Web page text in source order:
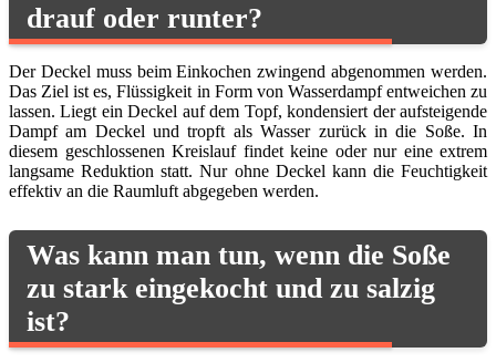
drauf oder runter?
Der Deckel muss beim Einkochen zwingend abgenommen werden.
Das Ziel ist es, Flüssigkeit in Form von Wasserdampf entweichen zu
lassen. Liegt ein Deckel auf dem Topf, kondensiert der aufsteigende
Dampf am Deckel und tropft als Wasser zurück in die Soße. In
diesem geschlossenen Kreislauf findet keine oder nur eine extrem
langsame Reduktion statt. Nur ohne Deckel kann die Feuchtigkeit
effektiv an die Raumluft abgegeben werden.
Was kann man tun, wenn die Soße
zu stark eingekocht und zu salzig
ist?